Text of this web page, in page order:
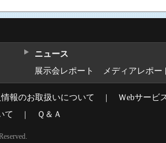
ニュース
展示会レポート
メディアレポー
報のお取扱いについて ｜ Ｗebサービ
て ｜ Ｑ＆Ａ